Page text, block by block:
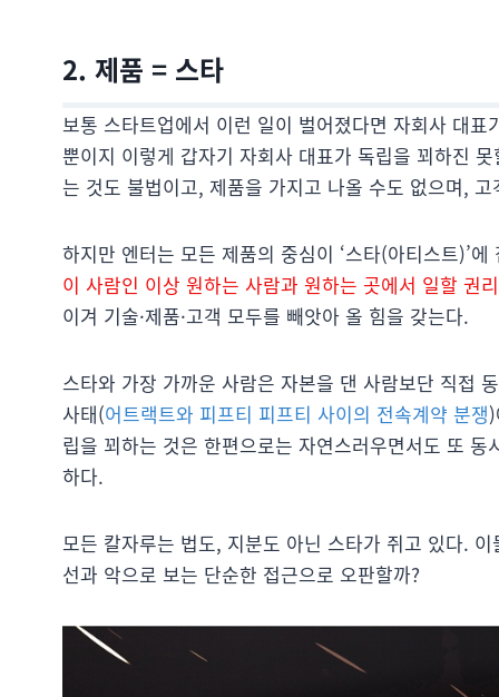
2. 제품 = 스타
보통 스타트업에서 이런 일이 벌어졌다면 자회사 대
뿐이지 이렇게 갑자기 자회사 대표가 독립을 꾀하진
는 것도 불법이고, 제품을 가지고 나올 수도 없으며,
하지만 엔터는 모든 제품의 중심이 ‘스타(아티스트)’
이 사람인 이상 원하는 사람과 원하는 곳에서 일할 권리
이겨 기술·제품·고객 모두를 빼앗아 올 힘을 갖는다.
스타와 가장 가까운 사람은 자본을 댄 사람보단 직접
사태(어트랙트와 피프티 피프티 사이의 전속계약 분쟁
립을 꾀하는 것은 한편으로는 자연스러우면서도 또
하다.
모든 칼자루는 법도, 지분도 아닌 스타가 쥐고 있다.
선과 악으로 보는 단순한 접근으로 오판할까?